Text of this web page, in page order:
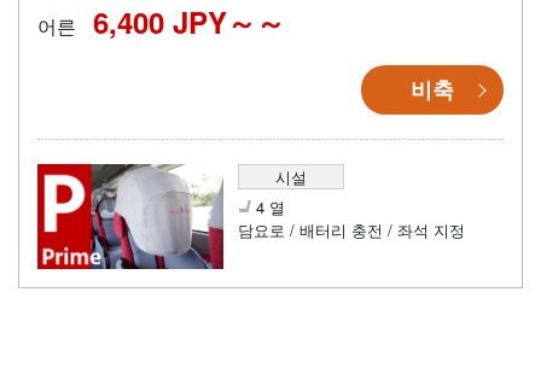
어른 6,400 JPY～
비축
시설
4 열
담요로 / 배터리 충전 / 좌석 지정